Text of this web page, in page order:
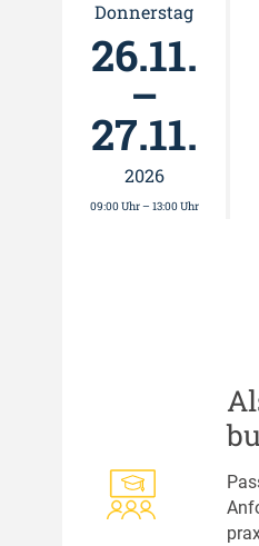
Donnerstag
26.11.
–
27.11.
2026
09:00 Uhr – 13:00 Uhr